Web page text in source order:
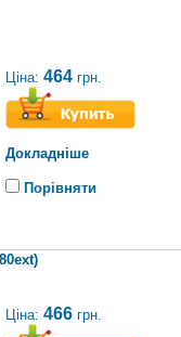
Ціна: 464 грн.
Докладніше
Порівняти
Ціна: 466 грн.